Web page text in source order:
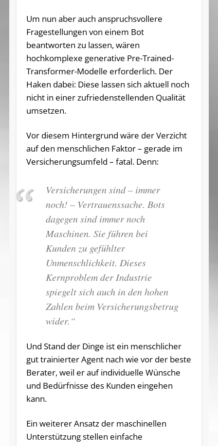
Um nun aber auch anspruchsvollere
Fragestellungen von einem Bot
beantworten zu lassen, wären
hochkomplexe generative Pre-Trained-
Transformer-Modelle erforderlich. Der
Haken dabei: Diese lassen sich aktuell noch
nicht in einer zufriedenstellenden Qualität
umsetzen.
Vor diesem Hintergrund wäre der Verzicht
auf den menschlichen Faktor – gerade im
Versicherungsumfeld – fatal. Denn:
Versicherungen sind – immer
noch! – Vertrauenssache. Bots
dagegen sind immer noch
Maschinen. Sie führen bei
Kunden zu gefühlter
Unmenschlichkeit. Dieses
Kernproblem der Industrie
spiegelt sich auch in den hohen
Zahlen beim Versicherungsbetrug
wider.“
Und Stand der Dinge ist ein menschlicher
gut trainierter Agent nach wie vor der beste
Berater, weil er auf individuelle Wünsche
und Bedürfnisse des Kunden eingehen
kann.
Ein weiterer Ansatz der maschinellen
Unterstützung stellen einfache